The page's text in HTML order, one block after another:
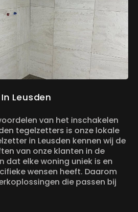
Leusden
van het inschakelen
tegelzetters is onze lokale
in Leusden kennen wij de
van onze klanten in de
dat elke woning uniek is en
wensen heeft. Daarom
die passen bij